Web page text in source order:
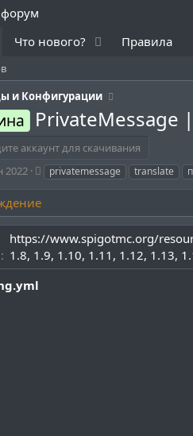
Что нового? Правила
и Конфигурации
PrivateMessage
аккаунт для скачивания
2022
Т
и
privatemessage translate
https://www.spigotmc.org/
1.8 1.9 1.10 1.11 1.12 1.13